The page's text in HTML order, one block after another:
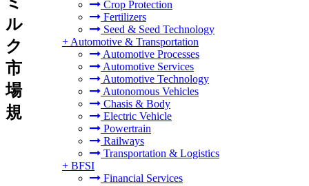
Crop Protection
Fertilizers
Seed & Seed Technology
+ Automotive & Transportation
Automotive Processes
Automotive Services
Automotive Technology
Autonomous Vehicles
Chasis & Body
Electric Vehicle
Powertrain
Railways
Transportation & Logistics
+ BFSI
Financial Services
ル
ク
市
場
規